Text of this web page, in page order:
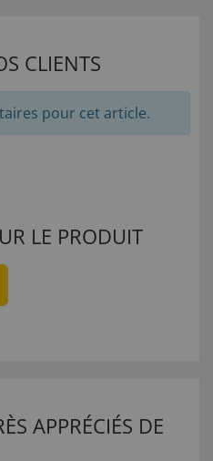
CLIENTS
pour cet article.
LE PRODUIT
APPRÉCIÉS DE